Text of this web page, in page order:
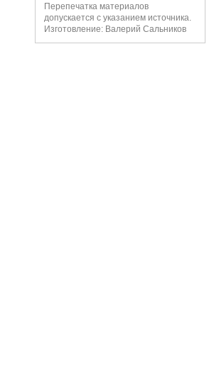
Перепечатка материалов
допускается с указанием источника.
Изготовление: Валерий Сальников